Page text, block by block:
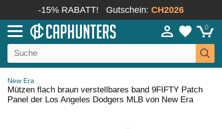
-15% RABATT! Gutschein: CH2026
0
New Era
Mützen flach braun verstellbares band 9FIFTY Patch
Panel der Los Angeles Dodgers MLB von New Era